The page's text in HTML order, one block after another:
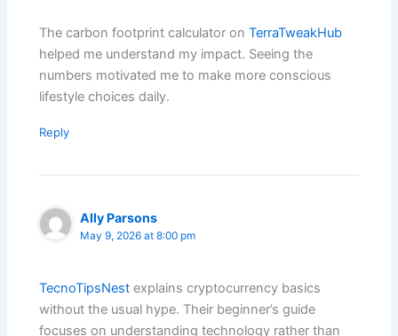
The carbon footprint calculator onTerraTweakHub
helped me understand my impact. Seeing the
numbers motivated me to make more conscious
lifestyle choices daily.
Reply
Ally Parsons
May 9, 2026 at 8:00 pm
TecnoTipsNest explains cryptocurrency basics
without the usual hype. Their beginner’s guide
focuses on understanding technology rather than